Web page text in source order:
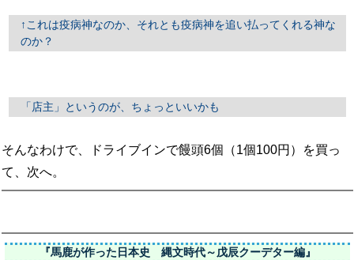
↑これは疫病神なのか、それとも疫病神を追い払ってくれる神な
のか？
「店主」というのが、ちょっといいかも
そんなわけで、ドライブインで饅頭6個（1個100円）を買っ
て、次へ。
『馬鹿が作った日本史 縄文時代～戊辰クーデター編』